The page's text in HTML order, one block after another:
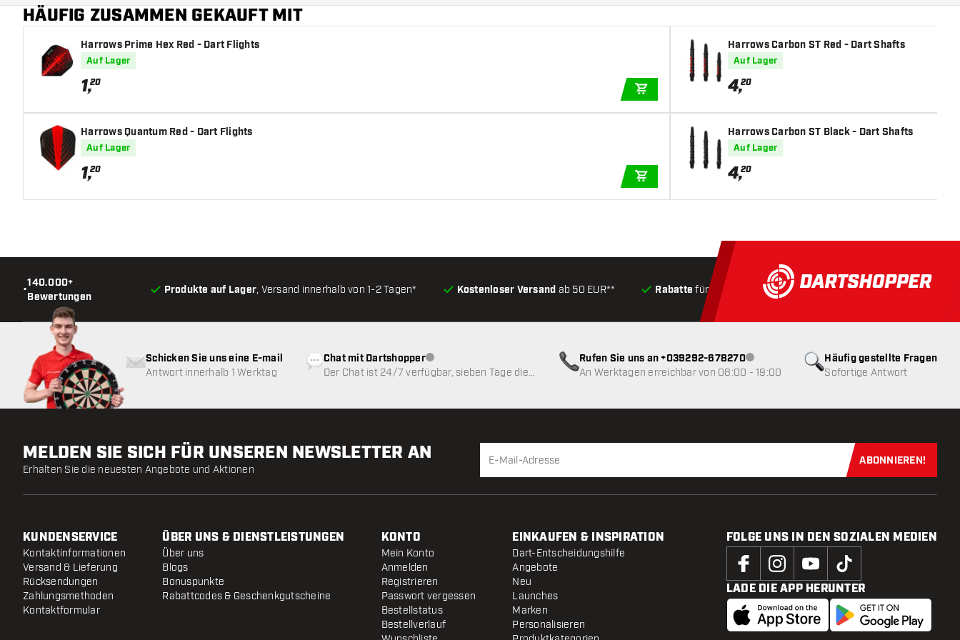
Hauptfarbe
HÄUFIG ZUSAMMEN GEKAUFT MIT
Harrows Prime Hex Red - Dart Flights
Auf Lager
1,20
IN DEN WARENKORB
Harrows Quantum Red - Dart Flights
Auf Lager
1,20
IN DEN WARENKORB
Harrows Carbon ST Red - Dart Shafts
Auf Lager
4,20
Harrows Carbon ST Black - Dart Shafts
Auf Lager
4,20
•
140.000+
Bewertungen
Produkte auf Lager, Versand innerhalb von 1-2 Tagen* Kostenloser Versand ab 50 EUR** Rabatte für Kunden Produkte auf Lager, Versand
Häufig gestellte Fragen
Sofortige Antwort
Schicken Sie uns eine E-mail
Antwort innerhalb 1 Werktag
Chat mit DartshopperKundenservice nicht verfügbar
Der Chat ist 24/7 verfügbar, sieben Tage die
Rufen Sie uns an +039292-678270Kundenservice nicht verfügbar
An Werktagen erreichbar von 08:00 - 19:00
MELDEN SIE SICH FÜR UNSEREN NEWSLETTER AN
Erhalten Sie die neuesten Angebote und Aktionen
Jetzt für
ABONNIEREN!
KUNDENSERVICE
Kontaktinformationen
Versand & Lieferung
Rücksendungen
Zahlungsmethoden
Kontaktformular
ÜBER UNS & DIENSTLEISTUNGEN
Über uns
Blogs
Bonuspunkte
Rabattcodes & Geschenkgutscheine
KONTO
Mein Konto
Anmelden
Registrieren
Passwort vergessen
Bestellstatus
Bestellverlauf
EINKAUFEN & INSPIRATION
Dart-Entscheidungshilfe
Angebote
Neu
Launches
Marken
Personalisieren
FOLGE UNS IN DEN SOZIALEN MEDIEN
LADE DIE APP HERUNTER